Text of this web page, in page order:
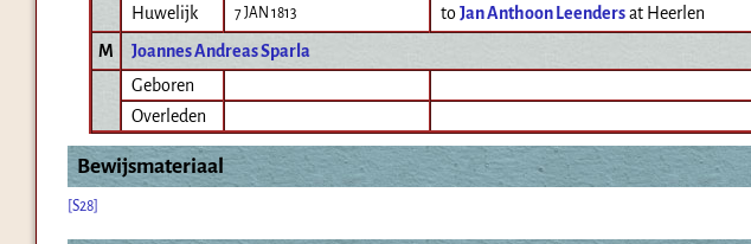
Huwelijk
7 JAN 1813 toJan Anthoon Leendersat Heerlen
M
Joannes Andreas Sparla
Geboren
Overleden
Bewijsmateriaal
[S28]